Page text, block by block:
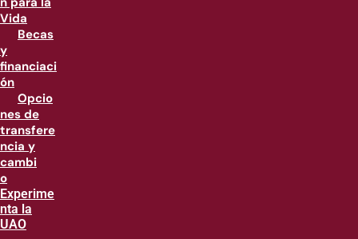
Vida
Becas
y
financiaci
ón
Opcio
nes de
transfere
ncia y
cambi
o
Experime
nta la
UAO